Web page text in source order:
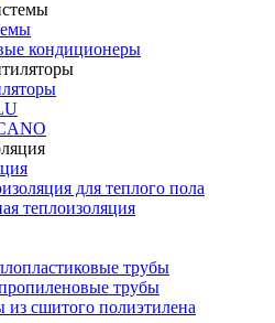
кондиционеры
для теплого пола
теплоизоляция
трубы
трубы
из сшитого полиэтилена